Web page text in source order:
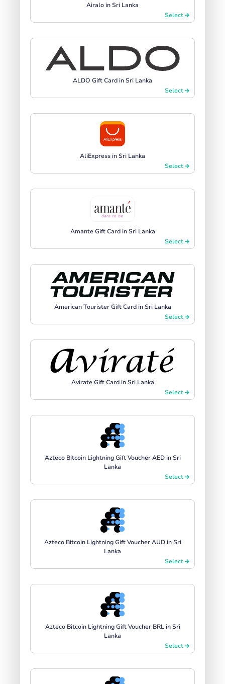
Airalo in Sri Lanka
Select
ALDO Gift Card in Sri Lanka
Select
AliExpress in Sri Lanka
Select
Amante Gift Card in Sri Lanka
Select
American Tourister Gift Card in Sri Lanka
Select
Avirate Gift Card in Sri Lanka
Select
Azteco Bitcoin Lightning Gift Voucher AED in Sri
Lanka
Select
Azteco Bitcoin Lightning Gift Voucher AUD in Sri
Lanka
Select
Azteco Bitcoin Lightning Gift Voucher BRL in Sri
Lanka
Select